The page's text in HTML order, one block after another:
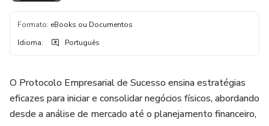
Formato: eBooks ou Documentos
Idioma: Português
O Protocolo Empresarial de Sucesso ensina estratégias
eficazes para iniciar e consolidar negócios físicos, abordando
desde a análise de mercado até o planejamento financeiro,